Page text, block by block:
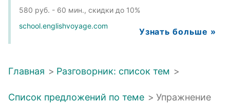
580 руб. - 60 мин., скидки до 10%
school.englishvoyage.com
Узнать больше »
Главная > Разговорник: список тем >
Список предложений по теме > Упражнение